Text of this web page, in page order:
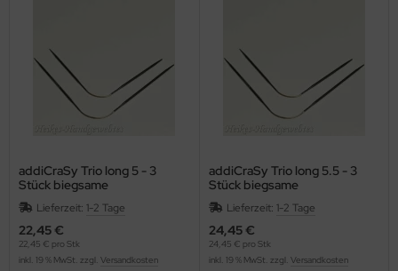
addiCraSy Trio long 5 - 3
Stück biegsame
Strumpfstricknadeln
Lieferzeit: 1-2 Tage
22,45 €
22,45 € pro Stk
inkl. 19 % MwSt. zzgl. Versandkosten
addiCraSy Trio long 5.5 - 3
Stück biegsame
Strumpfstricknadeln
Lieferzeit: 1-2 Tage
24,45 €
24,45 € pro Stk
inkl. 19 % MwSt. zzgl. Versandkosten